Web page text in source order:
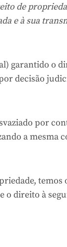
de
e à sua
garantido o
decisão
por
a mesma
o direito à